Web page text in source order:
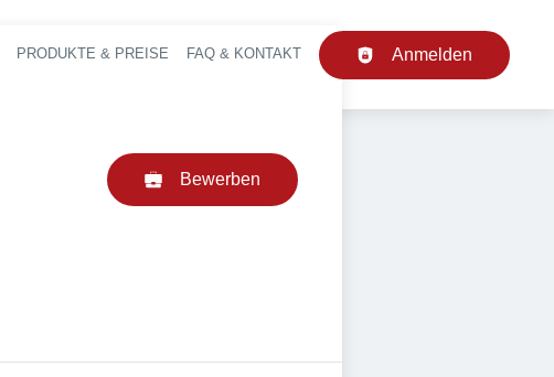
Haupt-Navigation
PRODUKTE & PREISE FAQ & KONTAKT Anmelden
Bewerben